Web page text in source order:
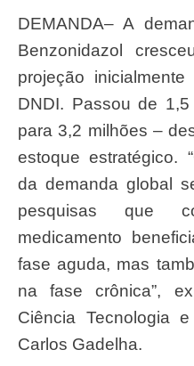
DEMANDA– A demanda externa anual pelo
Benzonidazol
projeção
DNDI. Passou de
para 3,2 milhões –
estoque estratégico.
da demanda global
pesquisas que
medicamento
fase aguda, mas
na fase crônica”,
Ciência Tecnologia
Carlos Gadelha.